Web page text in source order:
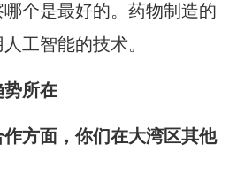
个是最好的。药物制造的
工智能的技术。
势所在
方面，你们在大湾区其他